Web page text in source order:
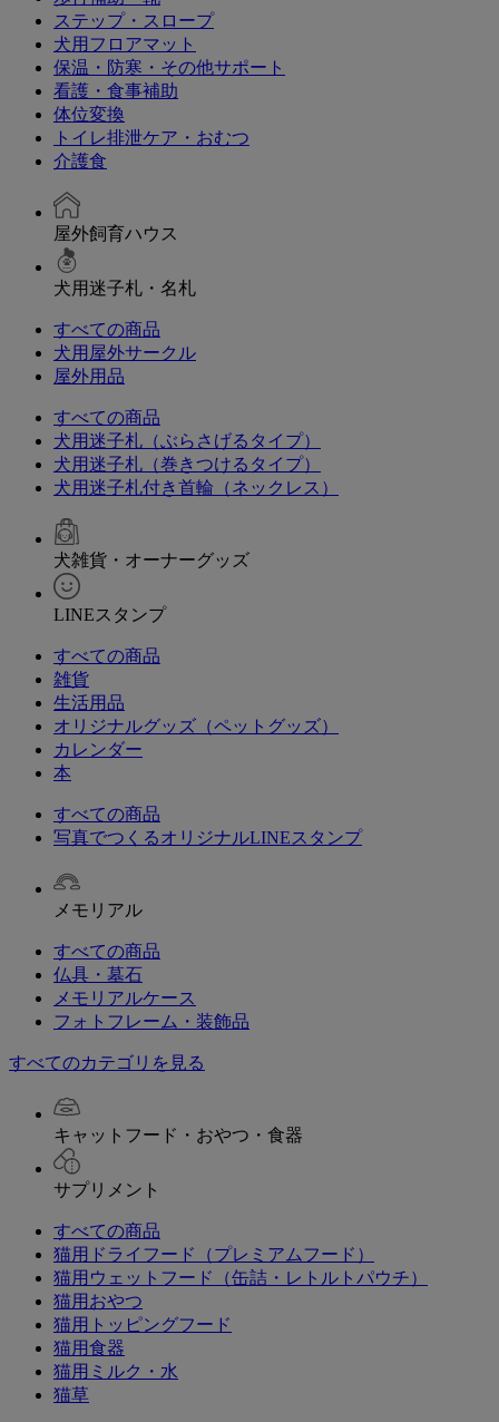
ステップ・スロープ
犬用フロアマット
保温・防寒・その他サポート
看護・食事補助
体位変換
トイレ排泄ケア・おむつ
介護食
屋外飼育ハウス
犬用迷子札・名札
すべての商品
犬用屋外サークル
屋外用品
すべての商品
犬用迷子札（ぶらさげるタイプ）
犬用迷子札（巻きつけるタイプ）
犬用迷子札付き首輪（ネックレス）
犬雑貨・オーナーグッズ
LINEスタンプ
すべての商品
雑貨
生活用品
オリジナルグッズ（ペットグッズ）
カレンダー
本
すべての商品
写真でつくるオリジナルLINEスタンプ
メモリアル
すべての商品
仏具・墓石
メモリアルケース
フォトフレーム・装飾品
すべてのカテゴリを見る
キャットフード・おやつ・食器
サプリメント
すべての商品
猫用ドライフード（プレミアムフード）
猫用ウェットフード（缶詰・レトルトパウチ）
猫用おやつ
猫用トッピングフード
猫用食器
猫用ミルク・水
猫草